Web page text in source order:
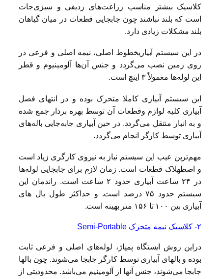
کلاسیک بیشتر مناسب زراعت‌های ردیفی و سبزی‌جات
است که بلند نباشند چون جابجایی قطعات در میان گیاهان
بلند مشکلات زیادی دارد.
در این سیستم آبیاریخطوط اصلی، نیمه اصلی و فرعی در
روی زمین نصب می‌گردد و جنس آن‌ها آلومینیوم و قطر
این لوله‌ها معمولاً ۳ اینچ است.
این سیستم آبیاری کاملا متحرک بوده و در انتهای فصل
آبیاری کلیه لوازم وقطعات آن توسط بهره بردار جمع شده
و به انبار منتقل می‌گردد. در حین آبیاری جابه‌جایی باله‌های
آبیاری توسط کارگر انجام می‌گردد.
مهم‌ترین عیب این سیستم نیاز به نیروی کارگری زیاد است
و اصطهلاک قطعات است. زمان لازم برای جابجایی لوله‌ها
در ۲۴ ساعت آبیاری حدود ۲ ساعت است. راندمان این
سیستم حدود ۷۵ درصد است. و حداکثر طول بال های
آبیاری بین ۱۰۰ تا ۱۵۶ متر بهینه است.
۲- کلاسیک نیمه متحرک Semi-Portable
دراین روش ایستگاه پمپاژ، لوله‌های اصلی و فرعی ثابت
بوده و بالهای آبیاری توسط کارگر جابجا می‌شوند. چون بالها
جابجا می‌شوند، جنس آنها از آلومینیم می‌باشد. محدودیتی از